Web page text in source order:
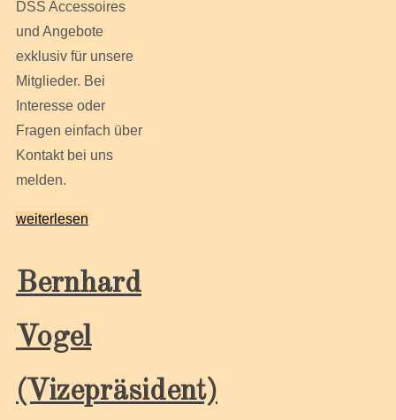
DSS Accessoires
und Angebote
exklusiv für unsere
Mitglieder. Bei
Interesse oder
Fragen einfach über
Kontakt bei uns
melden.
weiterlesen
Bernhard
Vogel
(Vizepräsident)